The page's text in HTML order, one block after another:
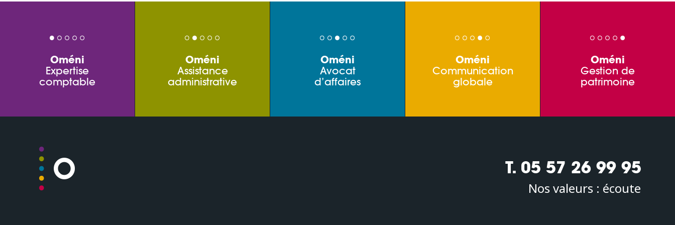
Oméni
Expertise
comptable
Oméni
Assistance
administrative
Oméni
Avocat
d’affaires
Oméni
Communication
globale
Oméni
Gestion de
patrimoine
T. 05 57 26 99 95
Nos valeurs : écoute